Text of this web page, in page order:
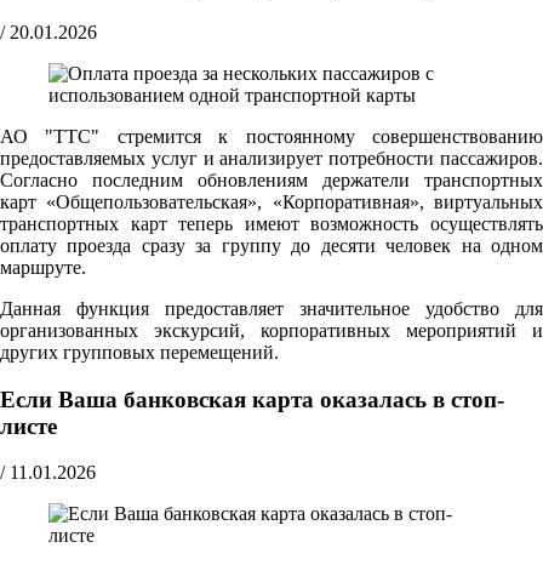
/ 20.01.2026
АО "ТТС" стремится к постоянному совершенствованию
предоставляемых услуг и анализирует потребности пассажиров.
Согласно последним обновлениям держатели транспортных
карт «Общепользовательская», «Корпоративная», виртуальных
транспортных карт теперь имеют возможность осуществлять
оплату проезда сразу за группу до десяти человек на одном
маршруте.
Данная функция предоставляет значительное удобство для
организованных экскурсий, корпоративных мероприятий и
других групповых перемещений.
Если Ваша банковская карта оказалась в стоп-
листе
/ 11.01.2026